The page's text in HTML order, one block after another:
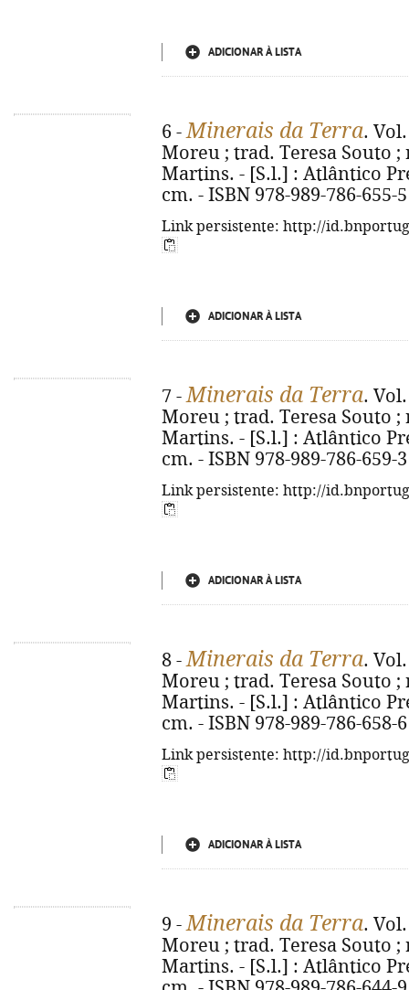
ADICIONAR À LISTA
6 -Minerais da Terra.
Moreu ; trad. Teresa Souto
Martins. - [S.l.] : Atlântico
cm. - ISBN 978-989-786-655-5
Link persistente: http://
ADICIONAR À LISTA
7 -Minerais da Terra.
Moreu ; trad. Teresa Souto
Martins. - [S.l.] : Atlântico
cm. - ISBN 978-989-786-659-3
Link persistente: http://
ADICIONAR À LISTA
8 -Minerais da Terra.
Moreu ; trad. Teresa Souto
Martins. - [S.l.] : Atlântico
cm. - ISBN 978-989-786-658-6
Link persistente: http://
ADICIONAR À LISTA
9 -Minerais da Terra.
Moreu ; trad. Teresa Souto
Martins. - [S.l.] : Atlântico